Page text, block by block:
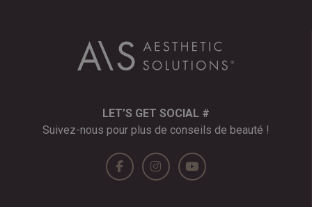
LET’S GET SOCIAL #
Suivez-nous pour plus de conseils de beauté !